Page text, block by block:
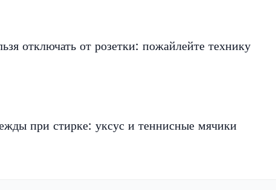
отключать от розетки: пожайлейте технику
при стирке: уксус и теннисные мячики